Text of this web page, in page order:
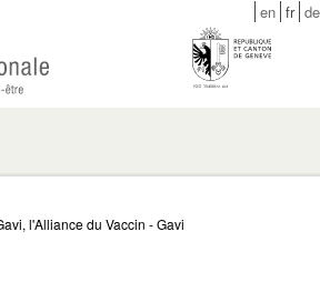
en fr de
l'Alliance du Vaccin - Gavi